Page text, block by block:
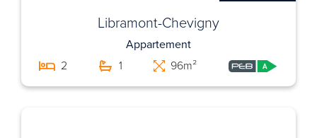
Libramont-Chevigny
Appartement
2
1 96m²